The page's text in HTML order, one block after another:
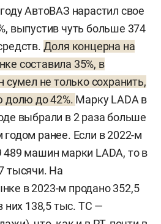
АвтоВАЗ нарастил свое
выпустив чуть больше 374
Доля концерна на
составила 35%, в
сумел не только сохранить,
долю до 42%. Марку LADA в
выбрали в 2 раза больше
ранее. Если в 2022-м
машин марки LADA, то в
тысячи. На
в 2023-м продано 352,5
них 138,5 тыс. ТС —